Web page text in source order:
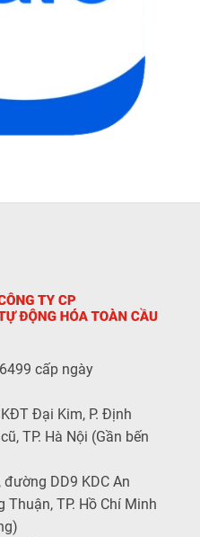
cấp ngày
KĐT Đại Kim, P. Định
TP. Hà Nội (Gần bến
đường DD9 KDC An
Thuận, TP. Hồ Chí Minh